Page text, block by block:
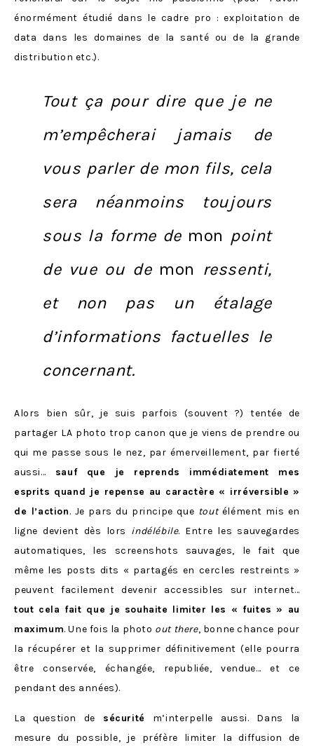
énormément étudié dans le cadre pro : exploitation de
data dans les domaines de la santé ou de la grande
distribution etc.).
Tout ça pour dire queje ne
m’empêcherai jamais de
vous parler de mon fils, cela
sera néanmoins toujours
sous la forme de mon point
de vue ou de mon ressenti,
et non pas un étalage
d’informations factuelles le
concernant.
Alors bien sûr, je suis parfois (souvent ?) tentée de
partager LA photo trop canon que je viens de prendre ou
qui me passe sous le nez, par émerveillement, par fierté
aussi… sauf que je reprends immédiatement mes
esprits quand je repense au caractère « irréversible »
de l’action. Je pars du principe que toutélément mis en
ligne devient dès lors indélébile. Entre les sauvegardes
automatiques, les screenshots sauvages, le fait que
même les posts dits « partagés en cercles restreints »
peuvent facilement devenir accessibles sur internet…
tout cela fait que je souhaite limiter les « fuites » au
maximum. Une fois la photo out there, bonne chance pour
la récupérer et la supprimer définitivement (elle pourra
être conservée, échangée, republiée, vendue… et ce
pendant des années).
La question de sécurité
m’interpelle aussi. Dans la
mesure du possible, je préfère limiter la diffusion de